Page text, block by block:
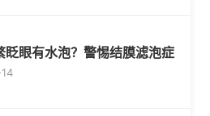
眨眼有水泡？警惕结膜滤泡症